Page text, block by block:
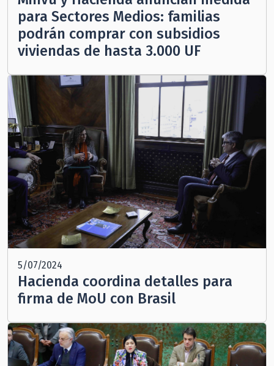
para Sectores Medios: familias
podrán comprar con subsidios
viviendas de hasta 3.000 UF
5/07/2024
Hacienda coordina detalles para
firma de MoU con Brasil